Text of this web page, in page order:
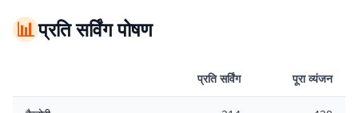
📊प्रति सर्विंग पोषण
प्रति सर्विंग पूरा व्यंजन